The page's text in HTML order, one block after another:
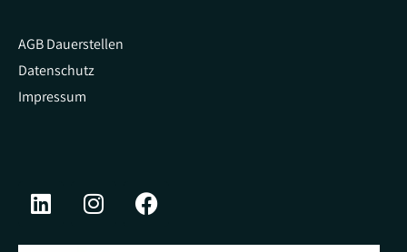
AGB Dauerstellen
Datenschutz
Impressum
L
i
I
n
F
a